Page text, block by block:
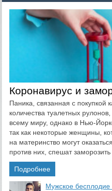
Коронавирус и
Паника, связанная с покупкой
количества туалетных
всему миру, однако в Нью-
так как некоторые женщины,
на материнство могут
против них, спешат заморозить
Подробнее
​Мужское бесплодие